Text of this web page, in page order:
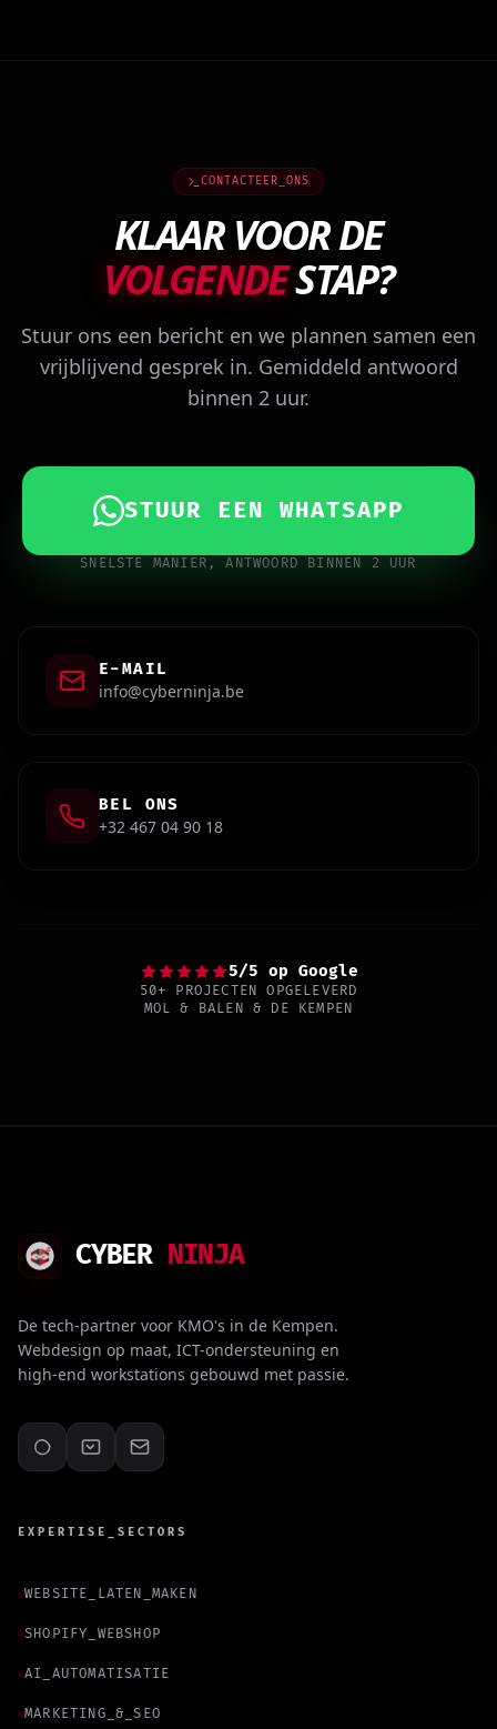
CONTACTEER_ONS
KLAAR VOOR DE
VOLGENDESTAP?
Stuur ons een bericht en we plannen samen een
vrijblijvend gesprek in. Gemiddeld antwoord
binnen 2 uur.
STUUR EEN WHATSAPP
SNELSTE MANIER, ANTWOORD BINNEN 2 UUR
E-MAIL
info@cyberninja.be
BEL ONS
+32 467 04 90 18
5/5 op Google
50+ PROJECTEN OPGELEVERD
MOL & BALEN & DE KEMPEN
CYBER NINJA
De tech-partner voor KMO's in de Kempen.
Webdesign op maat, ICT-ondersteuning en
high-end workstations gebouwd met passie.
EXPERTISE_SECTORS
WEBSITE_LATEN_MAKEN
SHOPIFY_WEBSHOP
AI_AUTOMATISATIE
MARKETING_&_SEO